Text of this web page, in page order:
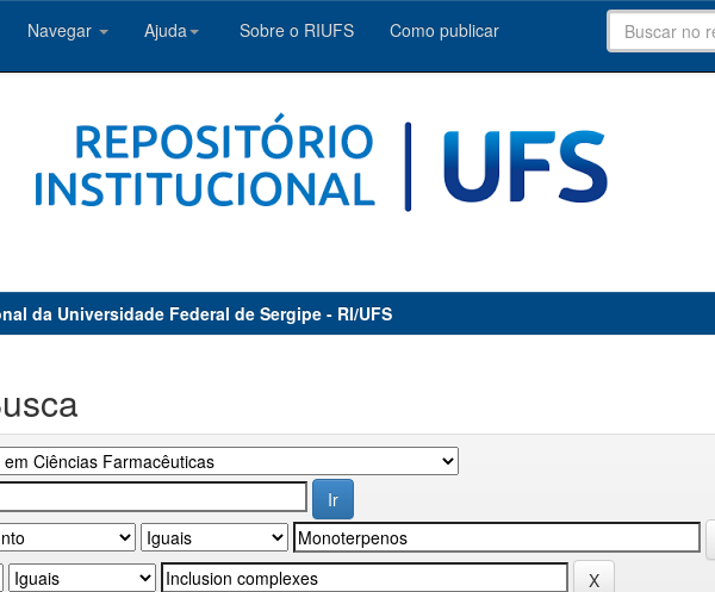
Navegar Ajuda Sobre o RIUFS Como publicar
da Universidade Federal de Sergipe - RI/UFS